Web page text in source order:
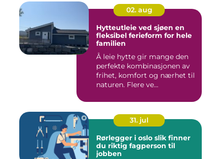
02. aug
Hytteutleie ved sjøen en
fleksibel ferieform for hele
familien
Å leie hytte gir mange den
perfekte kombinasjonen av
frihet, komfort og nærhet til
naturen. Flere ve...
31. jul
Rørlegger i oslo slik finner
du riktig fagperson til
jobben